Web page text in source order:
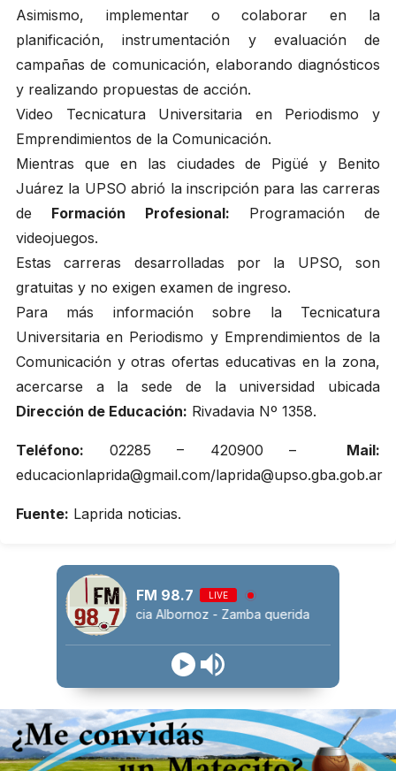
Asimismo, implementar o colaborar en la
planificación, instrumentación y evaluación de
campañas de comunicación, elaborando diagnósticos
y realizando propuestas de acción.
Video Tecnicatura Universitaria en Periodismo y
Emprendimientos de la Comunicación.
Mientras que en las ciudades de Pigüé y Benito
Juárez la UPSO abrió la inscripción para las carreras
de Formación Profesional: Programación de
videojuegos.
Estas carreras desarrolladas por la UPSO, son
gratuitas y no exigen examen de ingreso.
Para más información sobre la Tecnicatura
Universitaria en Periodismo y Emprendimientos de la
Comunicación y otras ofertas educativas en la zona,
acercarse a la sede de la universidad ubicada
Dirección de Educación: Rivadavia Nº 1358.
Teléfono: 02285 – 420900 –
Mail:
educacionlaprida@gmail.com/laprida@upso.gba.gob.ar
Fuente: Laprida noticias.
FM 98.7 LIVE
Lucia Albornoz - Zamba querida